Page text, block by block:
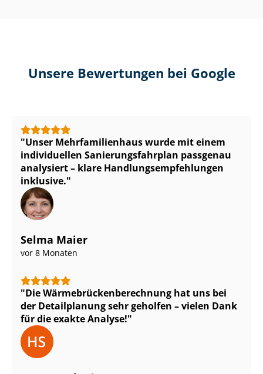
Unsere Bewertungen bei Google
Unser Mehr­fa­mi­li­en­haus wurde mit einem
individuellen Sa­nie­rungs­fahr­plan passgenau
analysiert – klare Hand­lungs­emp­feh­lun­gen
inklusive.
Selma Maier
vor 8 Monaten
Die Wär­me­brü­cken­be­rech­nung hat uns bei
der Detailplanung sehr geholfen – vielen Dank
für die exakte Analyse!